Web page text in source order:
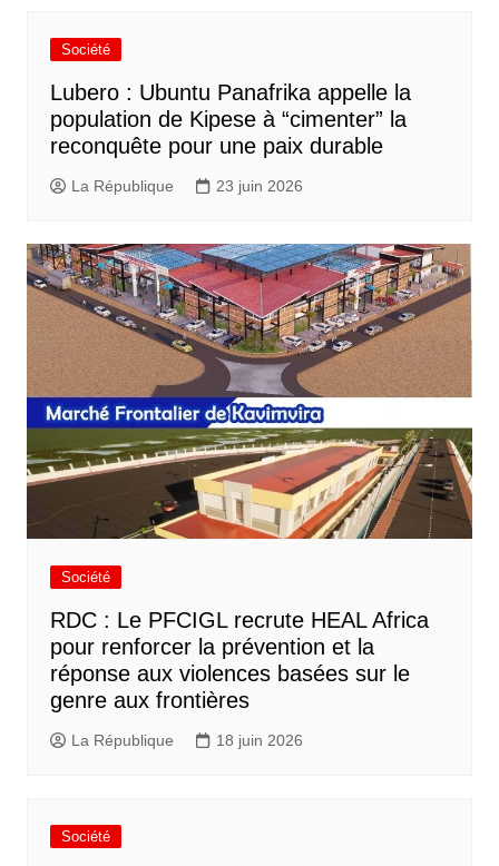
Société
Lubero : Ubuntu Panafrika appelle la
population de Kipese à “cimenter” la
reconquête pour une paix durable
La République 23 juin 2026
Société
RDC : Le PFCIGL recrute HEAL Africa
pour renforcer la prévention et la
réponse aux violences basées sur le
genre aux frontières
La République 18 juin 2026
Société